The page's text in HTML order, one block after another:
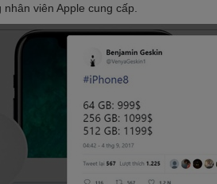
viên Apple cung cấp.